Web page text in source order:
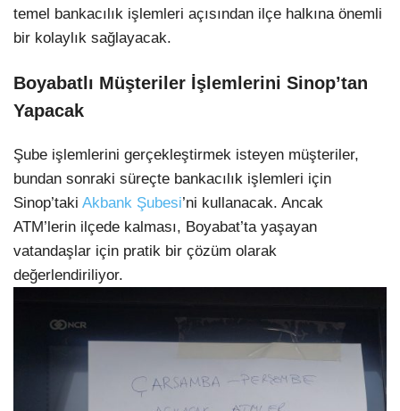
temel bankacılık işlemleri açısından ilçe halkına önemli
bir kolaylık sağlayacak.
Boyabatlı Müşteriler İşlemlerini Sinop’tan
Yapacak
Şube işlemlerini gerçekleştirmek isteyen müşteriler,
bundan sonraki süreçte bankacılık işlemleri için
Sinop’taki Akbank Şubesi’ni kullanacak. Ancak
ATM’lerin ilçede kalması, Boyabat’ta yaşayan
vatandaşlar için pratik bir çözüm olarak
değerlendiriliyor.